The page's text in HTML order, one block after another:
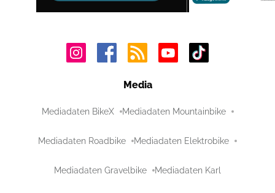
Media
Mediadaten BikeX Mediadaten Mountainbike
Mediadaten Roadbike Mediadaten Elektrobike
Mediadaten Gravelbike Mediadaten Karl